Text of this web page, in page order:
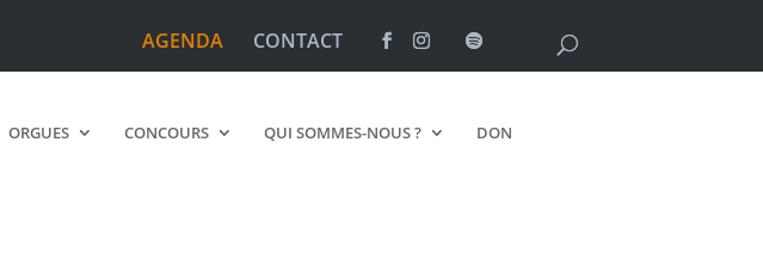
AGENDA CONTACT
ORGUES CONCOURS QUI SOMMES-NOUS ? DON